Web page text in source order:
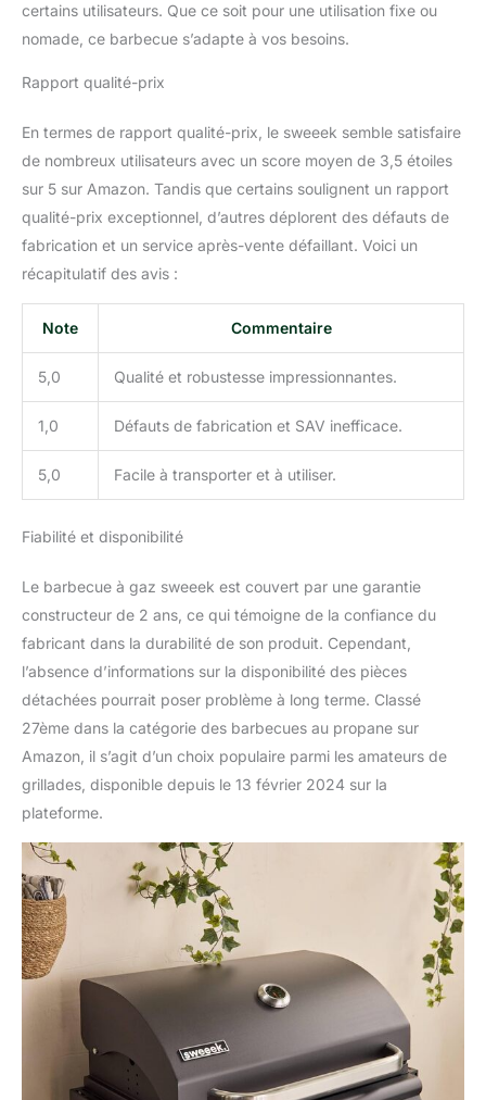
certains utilisateurs. Que ce soit pour une utilisation fixe ou
nomade, ce barbecue s’adapte à vos besoins.
Rapport qualité-prix
En termes de rapport qualité-prix, le sweeek semble satisfaire
de nombreux utilisateurs avec un score moyen de 3,5 étoiles
sur 5 sur Amazon. Tandis que certains soulignent un rapport
qualité-prix exceptionnel, d’autres déplorent des défauts de
fabrication et un service après-vente défaillant. Voici un
récapitulatif des avis :
Note Commentaire
5,0 Qualité et robustesse impressionnantes.
1,0 Défauts de fabrication et SAV inefficace.
5,0 Facile à transporter et à utiliser.
Fiabilité et disponibilité
Le barbecue à gaz sweeek est couvert par une garantie
constructeur de 2 ans, ce qui témoigne de la confiance du
fabricant dans la durabilité de son produit. Cependant,
l’absence d’informations sur la disponibilité des pièces
détachées pourrait poser problème à long terme. Classé
27ème dans la catégorie des barbecues au propane sur
Amazon, il s’agit d’un choix populaire parmi les amateurs de
grillades, disponible depuis le 13 février 2024 sur la
plateforme.